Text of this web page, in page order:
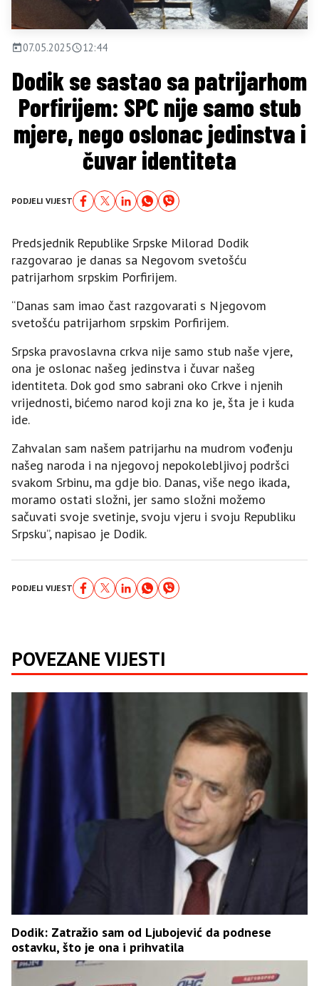
07.05.2025 12:44
Dodik se sastao sa patrijarhom
Porfirijem: SPC nije samo stub
mjere, nego oslonac jedinstva i
čuvar identiteta
PODJELI VIJEST
Predsjednik Republike Srpske Milorad Dodik
razgovarao je danas sa Negovom svetošću
patrijarhom srpskim Porfirijem.
“Danas sam imao čast razgovarati s Njegovom
svetošću patrijarhom srpskim Porfirijem.
Srpska pravoslavna crkva nije samo stub naše vjere,
ona je oslonac našeg jedinstva i čuvar našeg
identiteta. Dok god smo sabrani oko Crkve i njenih
vrijednosti, bićemo narod koji zna ko je, šta je i kuda
ide.
Zahvalan sam našem patrijarhu na mudrom vođenju
našeg naroda i na njegovoj nepokolebljivoj podršci
svakom Srbinu, ma gdje bio. Danas, više nego ikada,
moramo ostati složni, jer samo složni možemo
sačuvati svoje svetinje, svoju vjeru i svoju Republiku
Srpsku”, napisao je Dodik.
PODJELI VIJEST
POVEZANE VIJESTI
Dodik: Zatražio sam od Ljubojević da podnese
ostavku, što je ona i prihvatila